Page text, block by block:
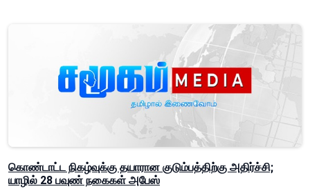
கொண்டாட்ட நிகழ்வுக்கு தயாரான குடும்பத்திற்கு அதிர்ச்சி;
யாழில் 28 பவுண் நகைகள் அபேஸ்